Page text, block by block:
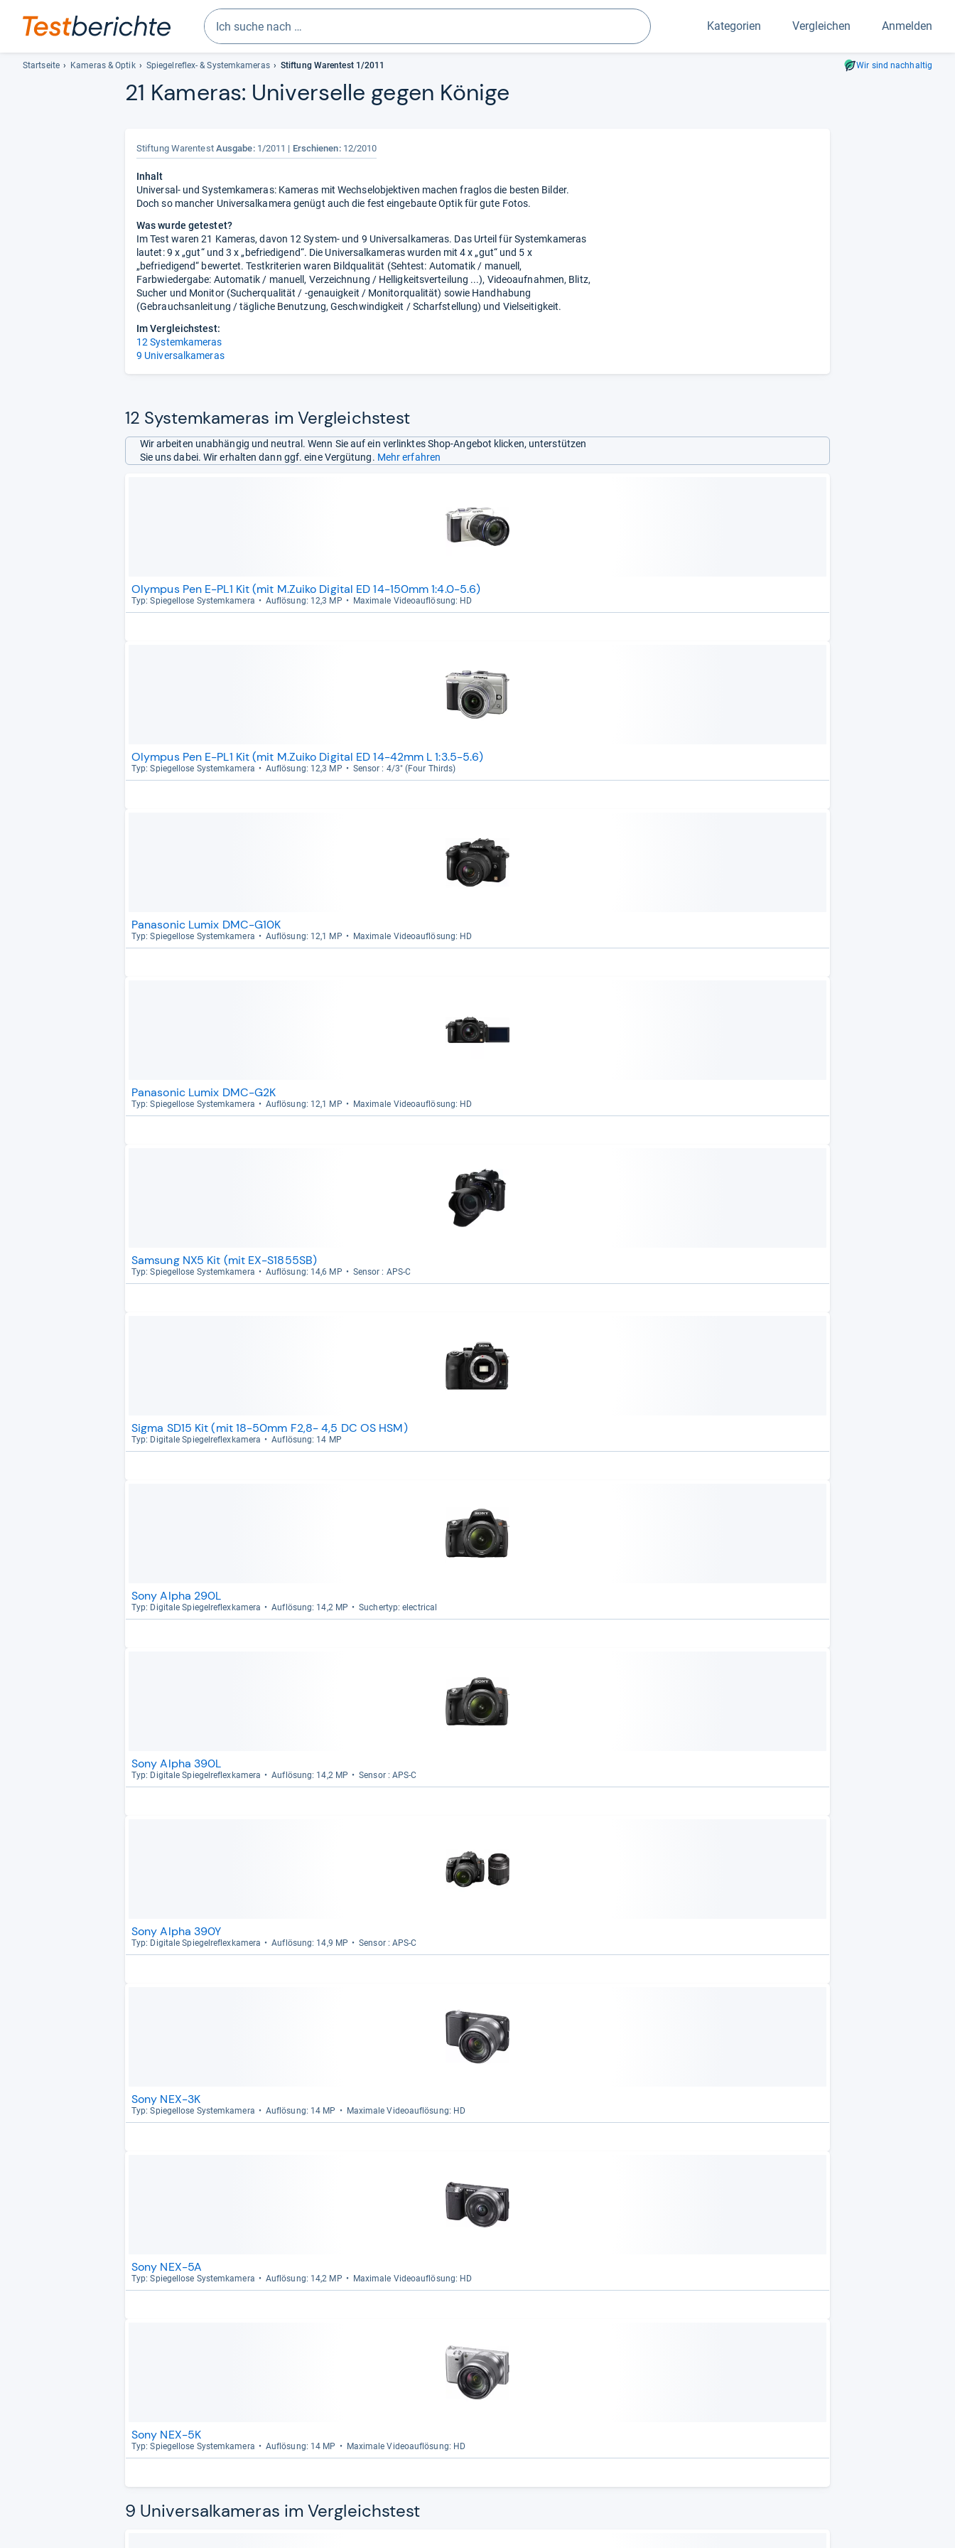
Suchen
Geben
Sie
mindestens
drei
Vorschläge
erscheinen
und
lassen
sich
mit
den
Pfeiltasten
auswählen.
Kategorien Vergleichen Anmelden
Startseite Kameras & Optik Spiegelreflex- & Systemkameras Stiftung Warentest 1/2011 Wir sind nachhaltig
21 Kame­ras: Uni­ver­selle gegen Könige
Stiftung Warentest Ausgabe: 1/2011 Erschienen:12/2010
Inhalt
Universal- und Systemkameras: Kameras mit Wechselobjektiven machen fraglos die besten Bilder.
Doch so mancher Universalkamera genügt auch die fest eingebaute Optik für gute Fotos.
Was wurde getestet?
Im Test waren 21 Kameras, davon 12 System- und 9 Universalkameras. Das Urteil für Systemkameras
lautet: 9 x „gut“ und 3 x „befriedigend“. Die Universalkameras wurden mit 4 x „gut“ und 5 x
„befriedigend“ bewertet. Testkriterien waren Bildqualität (Sehtest: Automatik / manuell,
Farbwiedergabe: Automatik / manuell, Verzeichnung / Helligkeitsverteilung ...), Videoaufnahmen, Blitz,
Sucher und Monitor (Sucherqualität / -genauigkeit / Monitorqualität) sowie Handhabung
(Gebrauchsanleitung / tägliche Benutzung, Geschwindigkeit / Scharfstellung) und Vielseitigkeit.
Im Vergleichstest:
12 Systemkameras
9 Universalkameras
12 Systemkameras im Vergleichstest
Wir arbeiten unabhängig und neutral. Wenn Sie auf ein verlinktes Shop-Angebot klicken, unterstützen
Sie uns dabei. Wir erhalten dann ggf. eine Vergütung. Mehr erfahren
Olympus Pen E-PL1 Kit (mit M.Zuiko Digital ED 14-150mm 1:4.0-5.6)
Typ: Spie­gel­lose Sys­tem­ka­mera Auf­lö­sung: 12,3 MP Maxi­male Videoauf­lö­sung: HD
Olympus Pen E-PL1 Kit (mit M.Zuiko Digital ED 14-42mm L 1:3.5-5.6)
Typ: Spie­gel­lose Sys­tem­ka­mera Auf­lö­sung: 12,3 MP Sen­sor : 4/3" (Four Thirds)
Panasonic Lumix DMC-G10K
Typ: Spie­gel­lose Sys­tem­ka­mera Auf­lö­sung: 12,1 MP Maxi­male Videoauf­lö­sung: HD
Panasonic Lumix DMC-G2K
Typ: Spie­gel­lose Sys­tem­ka­mera Auf­lö­sung: 12,1 MP Maxi­male Videoauf­lö­sung: HD
Samsung NX5 Kit (mit EX-S1855SB)
Typ: Spie­gel­lose Sys­tem­ka­mera Auf­lö­sung: 14,6 MP Sen­sor : APS-​C
Sigma SD15 Kit (mit 18-50mm F2,8- 4,5 DC OS HSM)
Typ: Digi­tale Spie­gel­re­flex­ka­mera Auf­lö­sung: 14 MP
Sony Alpha 290L
Typ: Digi­tale Spie­gel­re­flex­ka­mera Auf­lö­sung: 14,2 MP Sucher­typ: elec­tri­cal
Sony Alpha 390L
Typ: Digi­tale Spie­gel­re­flex­ka­mera Auf­lö­sung: 14,2 MP Sen­sor : APS-​C
Sony Alpha 390Y
Typ: Digi­tale Spie­gel­re­flex­ka­mera Auf­lö­sung: 14,9 MP Sen­sor : APS-​C
Sony NEX-3K
Typ: Spie­gel­lose Sys­tem­ka­mera Auf­lö­sung: 14 MP Maxi­male Videoauf­lö­sung: HD
Sony NEX-5A
Typ: Spie­gel­lose Sys­tem­ka­mera Auf­lö­sung: 14,2 MP Maxi­male Videoauf­lö­sung: HD
Sony NEX-5K
Typ: Spie­gel­lose Sys­tem­ka­mera Auf­lö­sung: 14 MP Maxi­male Videoauf­lö­sung: HD
9 Universalkameras im Vergleichstest